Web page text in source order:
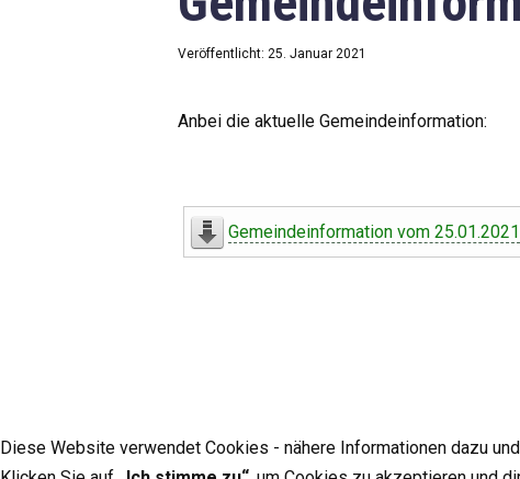
Veröffentlicht: 25. Januar 2021
Anbei die aktuelle Gemeindeinformation:
Gemeindeinformation vom 25.01.2021
Diese Website verwendet Cookies - nähere Informationen dazu